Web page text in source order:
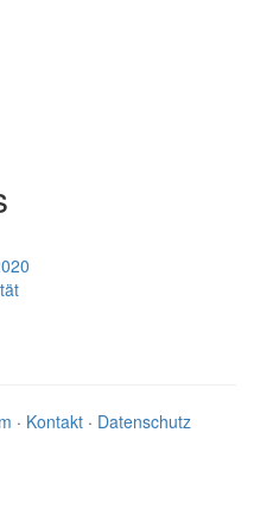
· Kontakt · Datenschutz